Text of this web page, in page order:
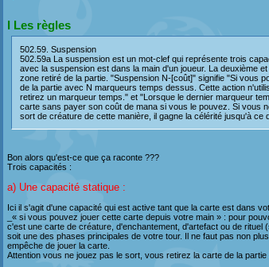
I Les règles
502.59. Suspension
502.59a La suspension est un mot-clef qui représente trois
avec la suspension est dans la main d'un joueur. La deuxième
zone retiré de la partie. "Suspension N-[coût]" signifie "Si vous
de la partie avec N marqueurs temps dessus. Cette action
retirez un marqueur temps." et "Lorsque le dernier marqueur
carte sans payer son coût de mana si vous le pouvez. Si vous
sort de créature de cette manière, il gagne la célérité jusqu'à
Bon alors qu'est-ce que ça raconte ???
Trois capacités :
a) Une capacité statique :
Ici il s'agit d'une capacité qui est active tant que la carte est dans
_« si vous pouvez jouer cette carte depuis votre main » : pour
c'est une carte de créature, d'enchantement, d'artefact ou de
soit une des phases principales de votre tour. Il ne faut pas non
empêche de jouer la carte.
Attention vous ne jouez pas le sort, vous retirez la carte de la